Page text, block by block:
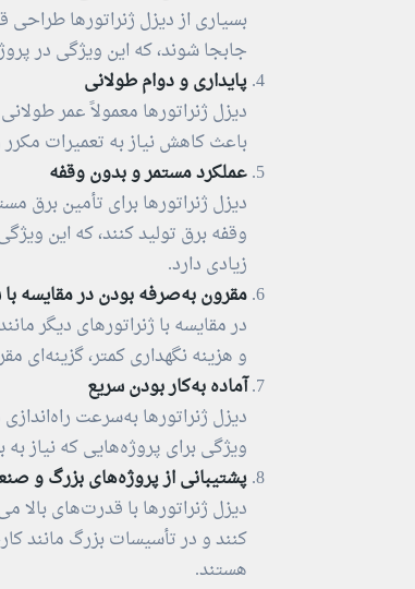
بسیاری از دیزل ژنراتورها
جابجا شوند، که این ویژگی در
پایداری و دوام طولانی
دیزل ژنراتورها معمولاً عمر
باعث کاهش نیاز به تعمیرات
عملکرد مستمر و بدون وقفه
دیزل ژنراتورها برای تأمین برق
وقفه برق تولید کنند، که این
زیادی دارد.
مقرون به‌صرفه بودن در مقایسه با
در مقایسه با ژنراتورهای دیگر
و هزینه نگهداری کمتر، گزینه‌ای
آماده به‌کار بودن سریع
دیزل ژنراتورها به‌سرعت
ویژگی برای پروژه‌هایی که نیاز
پشتیبانی از پروژه‌های بزرگ و
دیزل ژنراتورها با قدرت‌های بالا
کنند و در تأسیسات بزرگ مانند
هستند.